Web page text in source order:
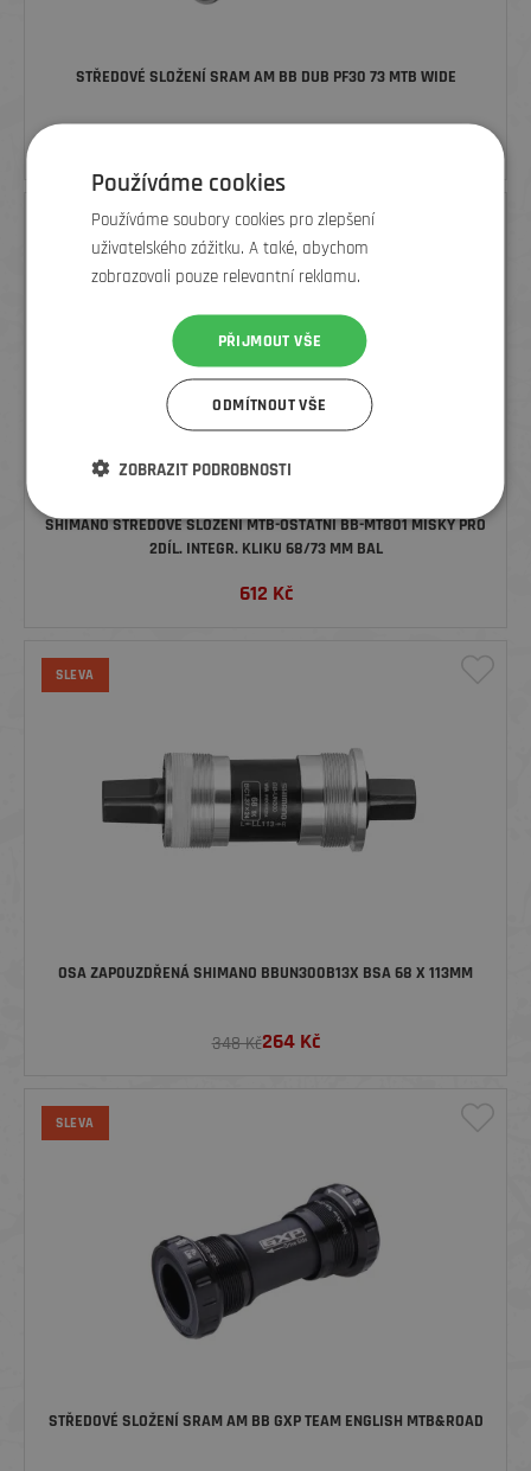
STŘEDOVÉ SLOŽENÍ SRAM AM BB DUB PF30 73 MTB WIDE
SHIMANO STŘEDOVÉ SLOŽENÍ MTB-OSTATNÍ BB-MT801 MISKY PRO
2DÍL. INTEGR. KLIKU 68/73 MM BAL
612 Kč
SLEVA
OSA ZAPOUZDŘENÁ SHIMANO BBUN300B13X BSA 68 X 113MM
348 Kč264Kč
SLEVA
STŘEDOVÉ SLOŽENÍ SRAM AM BB GXP TEAM ENGLISH MTB&ROAD
Používáme cookies
Používáme soubory cookies pro zlepšení
uživatelského zážitku. A také, abychom
zobrazovali pouze relevantní reklamu.
PŘIJMOUT VŠE
ODMÍTNOUT VŠE
ZOBRAZIT PODROBNOSTI